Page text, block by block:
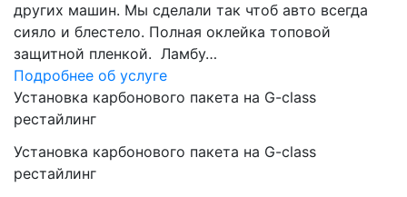
других машин. Мы сделали так чтоб авто всегда
сияло и блестело. Полная оклейка топовой
защитной пленкой. Ламбу…
Подробнее об услуге
Установка карбонового пакета на G-class
рестайлинг
Установка карбонового пакета на G-class
рестайлинг